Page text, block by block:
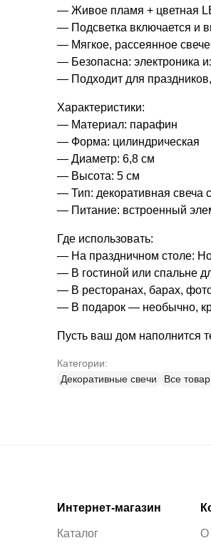
— Живое пламя + цветная
— Подсветка включается и
— Мягкое, рассеянное
— Безопасна: электроника
— Подходит для
Характеристики:
— Материал: парафин
— Форма: цилиндрическая
— Диаметр: 6,8 см
— Высота: 5 см
— Тип: декоративная свеча
— Питание: встроенный
Где использовать:
— На праздничном столе:
— В гостиной или спальне
— В ресторанах, барах,
— В подарок — необычно,
Пусть ваш дом наполнится
Категории:
Декоративные свечи
Все
Интернет-магазин
Каталог О